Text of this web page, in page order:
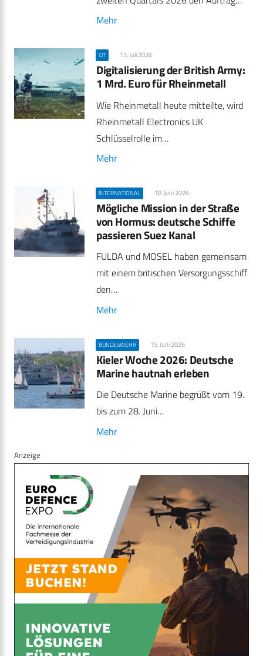
Mehr
CIT 13. Juli 2026
Digitalisierung der British Army:
1 Mrd. Euro für Rheinmetall
Wie Rheinmetall heute mitteilte, wird
Rheinmetall Electronics UK
Schlüsselrolle im…
Mehr
INTERNATIONAL 18. Juni 2026
Mögliche Mission in der Straße
von Hormus: deutsche Schiffe
passieren Suez Kanal
FULDA und MOSEL haben gemeinsam
mit einem britischen Versorgungsschiff
den…
Mehr
BUNDESWEHR 15. Juni 2026
Kieler Woche 2026: Deutsche
Marine hautnah erleben
Die Deutsche Marine begrüßt vom 19.
bis zum 28. Juni…
Mehr
Anzeige